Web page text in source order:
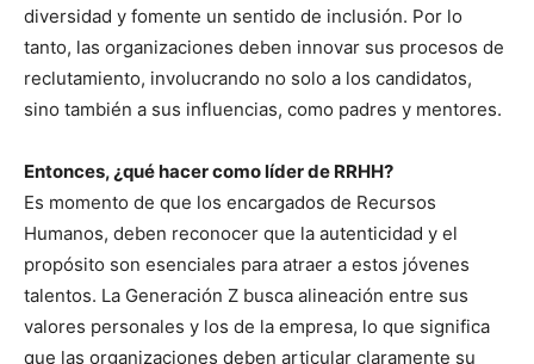
diversidad y fomente un sentido de inclusión. Por lo
tanto, las organizaciones deben innovar sus procesos de
reclutamiento, involucrando no solo a los candidatos,
sino también a sus influencias, como padres y mentores.
Entonces, ¿qué hacer como líder de RRHH?
Es momento de que los encargados de Recursos
Humanos, deben reconocer que la autenticidad y el
propósito son esenciales para atraer a estos jóvenes
talentos. La Generación Z busca alineación entre sus
valores personales y los de la empresa, lo que significa
que las organizaciones deben articular claramente su